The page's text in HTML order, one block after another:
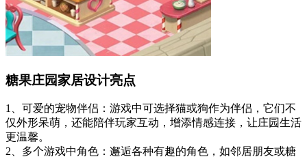
糖果庄园家居设计亮点
1、可爱的宠物伴侣：游戏中可选择猫或狗作为伴侣，它们不
仅外形呆萌，还能陪伴玩家互动，增添情感连接，让庄园生活
更温馨。
2、多个游戏中角色：邂逅各种有趣的角色，如邻居朋友或糖